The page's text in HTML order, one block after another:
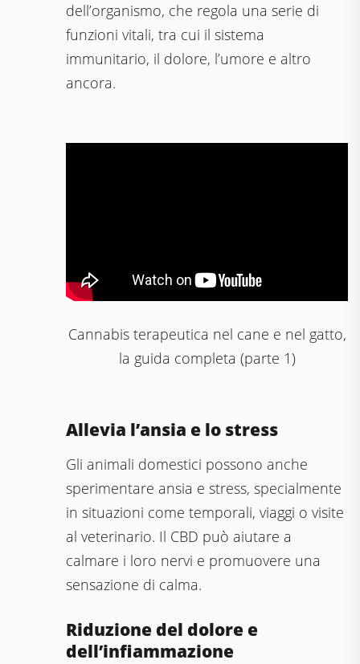
dell’organismo, che regola una serie di
funzioni vitali, tra cui il sistema
immunitario, il dolore, l’umore e altro
ancora.
Cannabis terapeutica nel cane e nel gatto,
la guida completa (parte 1)
Allevia l’ansia e lo stress
Gli animali domestici possono anche
sperimentare ansia e stress, specialmente
in situazioni come temporali, viaggi o visite
al veterinario. Il CBD può aiutare a
calmare i loro nervi e promuovere una
sensazione di calma.
Riduzione del dolore e
dell’infiammazione